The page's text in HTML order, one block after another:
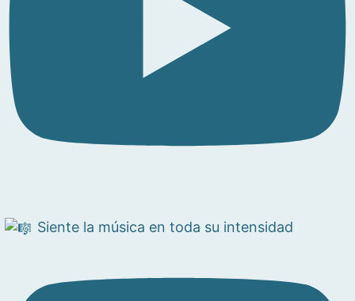
Siente la música en toda su intensidad